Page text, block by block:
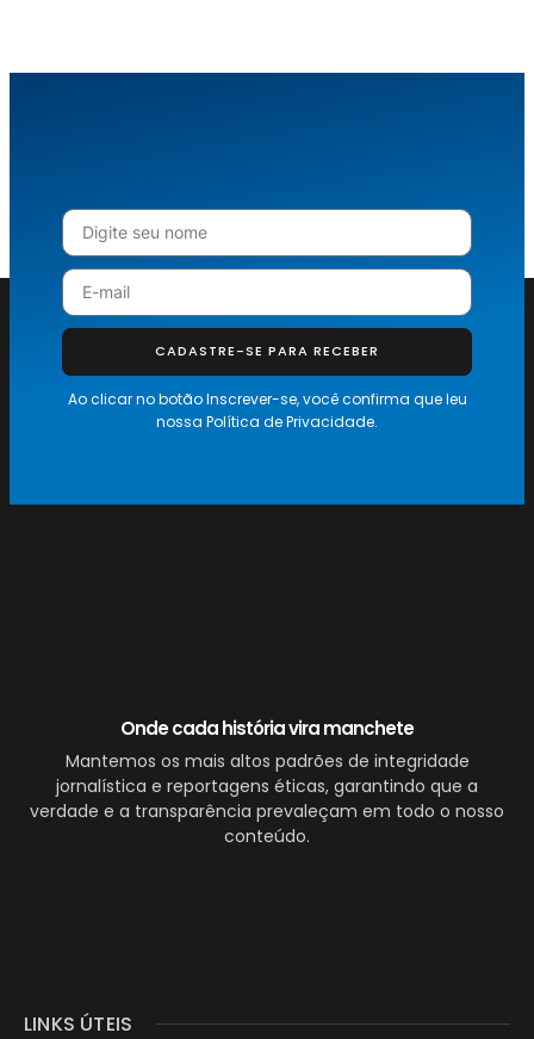
CADASTRE-SE PARA RECEBER
Ao clicar no botão Inscrever-se, você confirma que leu
nossa Política de Privacidade.
Onde cada história vira manchete
Mantemos os mais altos padrões de integridade
jornalística e reportagens éticas, garantindo que a
verdade e a transparência prevaleçam em todo o nosso
conteúdo.
LINKS ÚTEIS